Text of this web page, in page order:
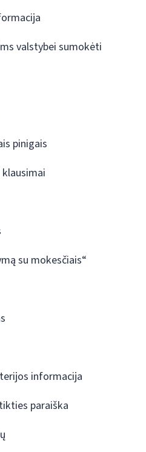
valstybei sumokėti
pinigais
su mokesčiais“
informacija
paraiška